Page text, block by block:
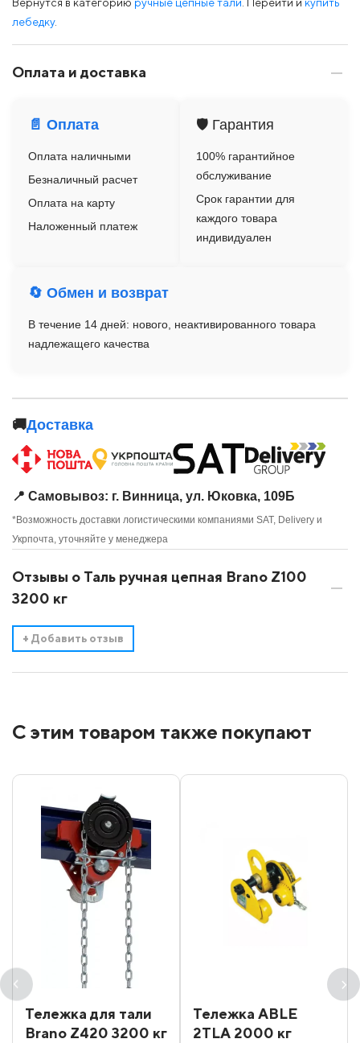
Вернутся в категорию ручные цепные тали. Перейти и купить
лебедку.
Оплата и доставка
📄 Оплата
Оплата наличными
Безналичный расчет
Оплата на карту
Наложенный платеж
🛡️ Гарантия
100% гарантийное
обслуживание
Срок гарантии для
каждого товара
индивидуален
🔄 Обмен и возврат
В течение 14 дней: нового, неактивированного товара
надлежащего качества
🚚Доставка
📍 Самовывоз: г. Винница, ул. Юковка, 109Б
*Возможность доставки логистическими компаниями SAT, Delivery и
Укрпочта, уточняйте у менеджера
Отзывы о Таль ручная цепная Brano Z100
3200 кг
+ Добавить отзыв
С этим товаром также покупают
Тележка для тали
Brano Z420 3200 кг
Тележка ABLE
2ТLA 2000 кг